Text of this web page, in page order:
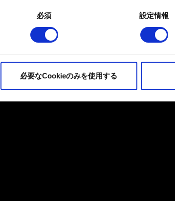
一部のCookieはウェブサイトの機能を正常にお使
品質向上のために、オプションとして技術的およ
ます。お客様の許可なくこれらのオプションが有
必須 設定情報
必要なCookieのみを使用する